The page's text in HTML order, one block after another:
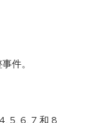
件。
5, 6, 7 和 8